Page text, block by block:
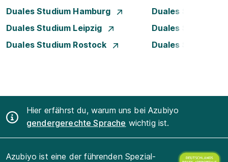
Duales Studium Hamburg
Duales Studium
Duales Studium Leipzig
Duales Studium
Duales Studium Rostock
Duales Studium
Hier erfährst du, warum uns bei Azubiyo
gendergerechte Sprache wichtig ist.
Azubiyo ist eine der führenden Spezial-